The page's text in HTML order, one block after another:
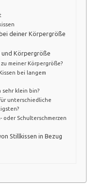
deiner Körpergröße
und Körpergröße
meiner Körpergröße?
bei langem
klein bin?
unterschiedliche
oder Schulterschmerzen
Stillkissen in Bezug